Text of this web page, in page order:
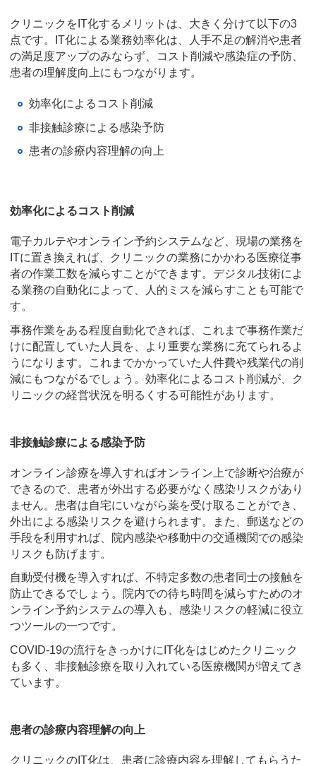
クリニックをIT化するメリットは、大きく分けて以下の3
点です。IT化による業務効率化は、人手不足の解消や患者
の満足度アップのみならず、コスト削減や感染症の予防、
患者の理解度向上にもつながります。
効率化によるコスト削減
非接触診療による感染予防
患者の診療内容理解の向上
効率化によるコスト削減
電子カルテやオンライン予約システムなど、現場の業務を
ITに置き換えれば、クリニックの業務にかかわる医療従事
者の作業工数を減らすことができます。デジタル技術によ
る業務の自動化によって、人的ミスを減らすことも可能で
す。
事務作業をある程度自動化できれば、これまで事務作業だ
けに配置していた人員を、より重要な業務に充てられるよ
うになります。これまでかかっていた人件費や残業代の削
減にもつながるでしょう。効率化によるコスト削減が、ク
リニックの経営状況を明るくする可能性があります。
非接触診療による感染予防
オンライン診療を導入すればオンライン上で診断や治療が
できるので、患者が外出する必要がなく感染リスクがあり
ません。患者は自宅にいながら薬を受け取ることができ、
外出による感染リスクを避けられます。また、郵送などの
手段を利用すれば、院内感染や移動中の交通機関での感染
リスクも防げます。
自動受付機を導入すれば、不特定多数の患者同士の接触を
防止できるでしょう。院内での待ち時間を減らすためのオ
ンライン予約システムの導入も、感染リスクの軽減に役立
つツールの一つです。
COVID-19の流行をきっかけにIT化をはじめたクリニック
も多く、非接触診療を取り入れている医療機関が増えてき
ています。
患者の診療内容理解の向上
クリニックのIT化は、患者に診療内容を理解してもらうた